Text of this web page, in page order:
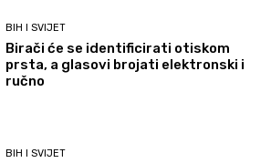
BIH I SVIJET
Birači će se identificirati otiskom
prsta, a glasovi brojati elektronski i
ručno
BIH I SVIJET